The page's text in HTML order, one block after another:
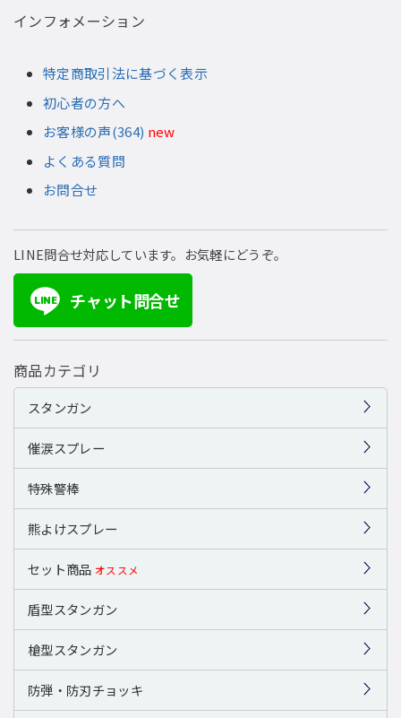
インフォメーション
特定商取引法に基づく表示
初心者の方へ
お客様の声(364) new
よくある質問
お問合せ
LINE問合せ対応しています。お気軽にどうぞ。
LINE チャット問合せ
商品カテゴリ
スタンガン
催涙スプレー
特殊警棒
熊よけスプレー
セット商品 オススメ
盾型スタンガン
槍型スタンガン
防弾・防刃チョッキ